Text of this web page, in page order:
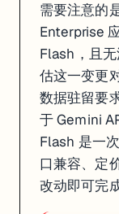
扎克伯格宣布对 Meta
这一系列动作背后是
对于 AI 工具开发者和
5. OpenAI 秘
需要注意的
Enterprise
Flash，且
估这一变更
数据驻留要
于 Gemini
Flash 是一
口兼容、定
改动即可完